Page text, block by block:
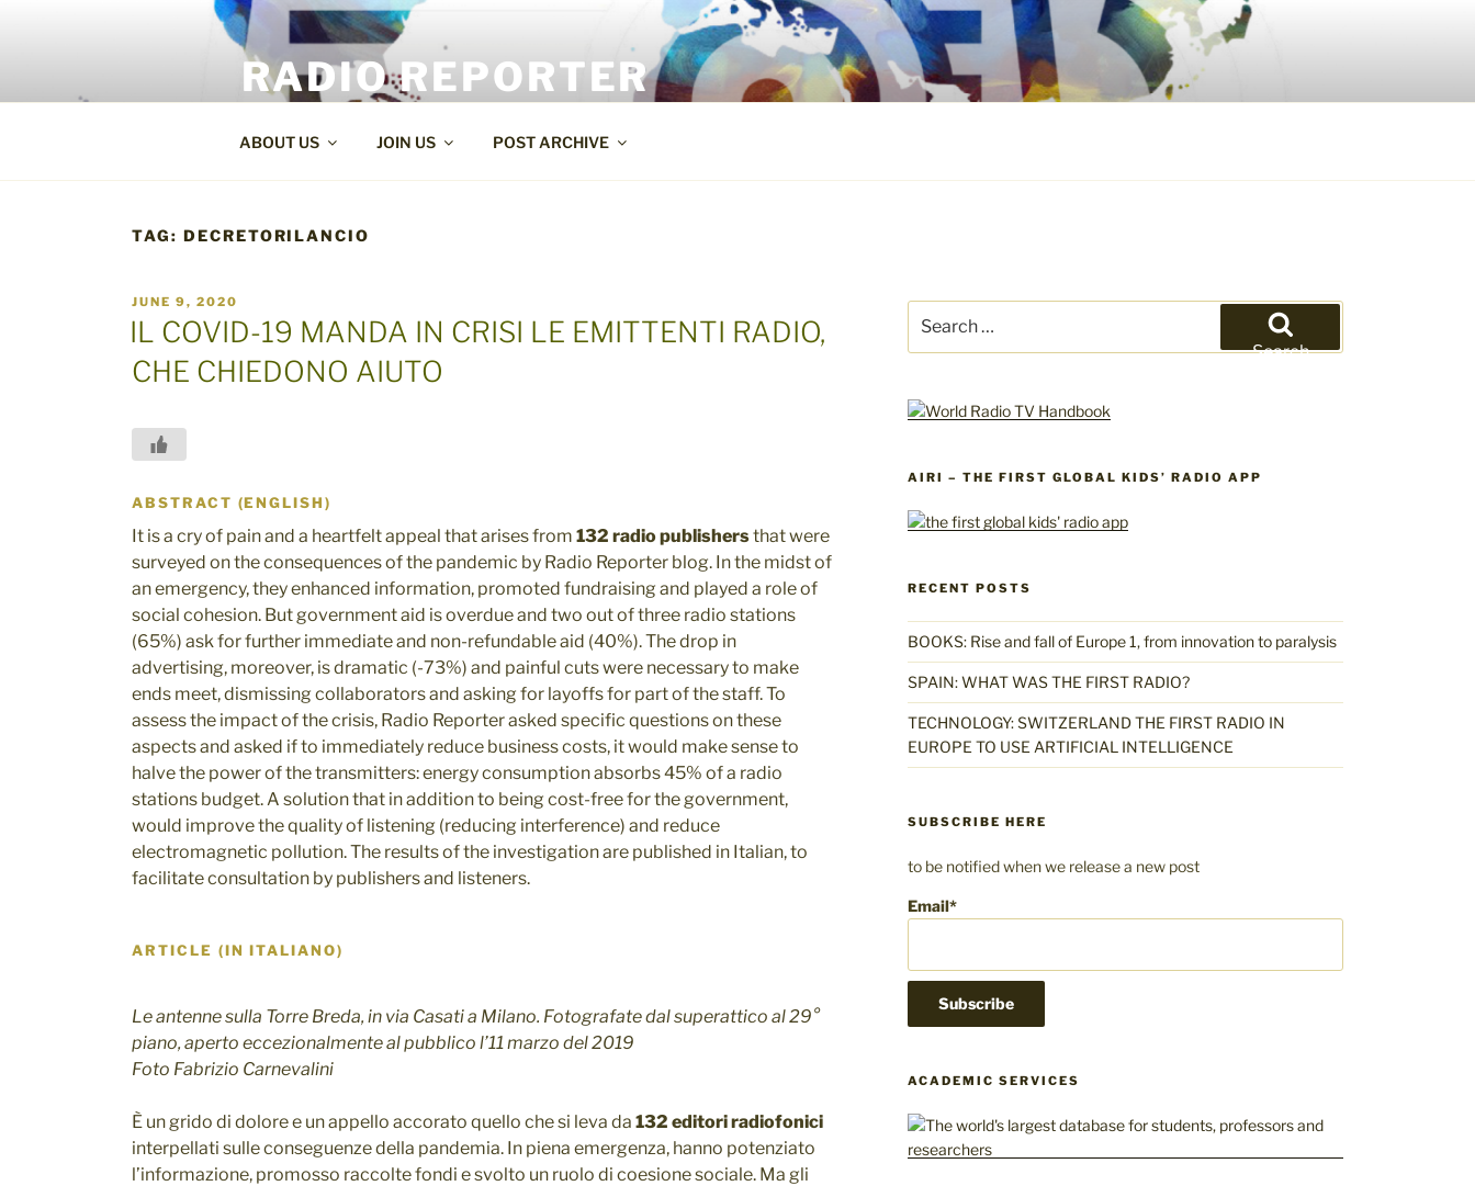
RADIO REPORTER
ABOUT US JOIN US POST ARCHIVE
TAG: DECRETORILANCIO
POSTED
ON
JUNE 9, 2020
IL COVID-19 MANDA IN CRISI LE EMITTENTI RADIO,
CHE CHIEDONO AIUTO
ABSTRACT (ENGLISH)
It is a cry of pain and a heartfelt appeal that arises from 132 radiopublishersthat were
surveyed on the consequences of the pandemic by Radio Reporter blog. In the midst of
an emergency, they enhanced information, promoted fundraising and played a role of
social cohesion. But government aid is overdue and two out of three radio stations
(65%) ask for further immediate and non-refundable aid (40%). The drop in
advertising, moreover, is dramatic (-73%) and painful cuts were necessary to make
ends meet, dismissing collaborators and asking for layoffs for part of the staff. To
assess the impact of the crisis, Radio Reporter asked specific questions on these
aspects and asked if to immediately reduce business costs, it would make sense to
halve the power of the transmitters: energy consumption absorbs 45% of a radio
stations budget. A solution that in addition to being cost-free for the government,
would improve the quality of listening (reducing interference) and reduce
electromagnetic pollution. The results of the investigation are published in Italian, to
facilitate consultation by publishers and listeners.
ARTICLE (IN ITALIANO)
Le antenne sulla Torre Breda, in via Casati a Milano. Fotografate dal superattico al 29°
piano, aperto eccezionalmente al pubblico l’11 marzo del 2019
Foto Fabrizio Carnevalini
È un grido di dolore e un appello accorato quello che si leva da 132 editori radiofonici
interpellati sulle conseguenze della pandemia. In piena emergenza, hanno potenziato
l’informazione, promosso raccolte fondi e svolto un ruolo di coesione sociale. Ma gli
for:
Search
AIRI – THE FIRST GLOBAL KIDS’ RADIO APP
RECENT POSTS
BOOKS: Rise and fall of Europe 1, from innovation to paralysis
SPAIN: WHAT WAS THE FIRST RADIO?
TECHNOLOGY: SWITZERLAND THE FIRST RADIO IN
EUROPE TO USE ARTIFICIAL INTELLIGENCE
SUBSCRIBE HERE
to be notified when we release a new post
Email*
ACADEMIC SERVICES